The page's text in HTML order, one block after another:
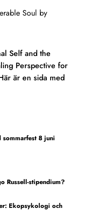
Soul by
Self and the
Perspective for
är en sida med
sommarfest 8 juni
Russell-stipendium?
Ekopsykologi och